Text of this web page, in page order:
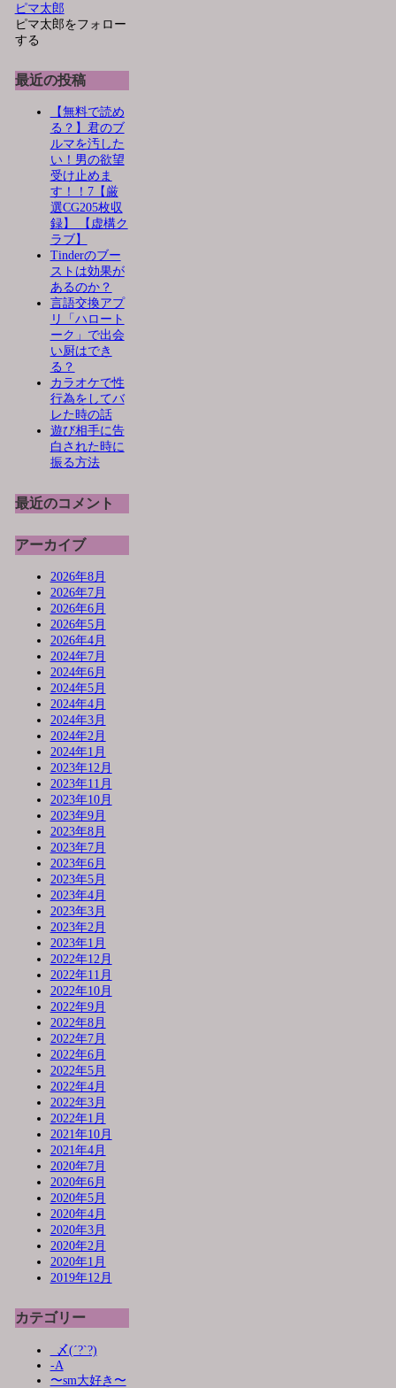
ピマ太郎
ピマ太郎をフォロー
する
最近の投稿
【無料で読め
る？】君のブ
ルマを汚した
い！男の欲望
受け止めま
す！！7【厳
選CG205枚収
録】 【虚構ク
ラブ】
Tinderのブー
ストは効果が
あるのか？
言語交換アプ
リ「ハロート
ーク」で出会
い厨はでき
る？
カラオケで性
行為をしてバ
レた時の話
遊び相手に告
白された時に
振る方法
最近のコメント
アーカイブ
2026年8月
2026年7月
2026年6月
2026年5月
2026年4月
2024年7月
2024年6月
2024年5月
2024年4月
2024年3月
2024年2月
2024年1月
2023年12月
2023年11月
2023年10月
2023年9月
2023年8月
2023年7月
2023年6月
2023年5月
2023年4月
2023年3月
2023年2月
2023年1月
2022年12月
2022年11月
2022年10月
2022年9月
2022年8月
2022年7月
2022年6月
2022年5月
2022年4月
2022年3月
2022年1月
2021年10月
2021年4月
2020年7月
2020年6月
2020年5月
2020年4月
2020年3月
2020年2月
2020年1月
2019年12月
カテゴリー
_〆(´?`?)
-A
〜sm大好き〜